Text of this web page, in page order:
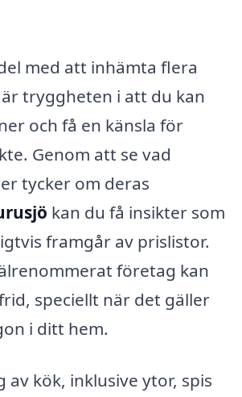
med att inhämta flera
tryggheten i att du kan
och få en känsla för
Genom att se vad
tycker om deras
kan du få insikter som
framgår av prislistor.
företag kan
speciellt när det gäller
i ditt hem.
av kök, inklusive ytor, spis